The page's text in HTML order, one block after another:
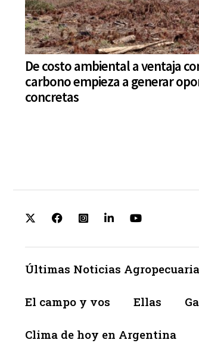
De costo ambiental a ventaja
carbono empieza a generar
concretas
Últimas Noticias
El campo y vos Ellas
Clima de hoy en Argentina